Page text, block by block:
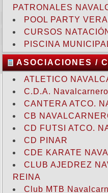
PATRONALES
POOL PARTY
CURSOS
PISCINA
ASOCIACIONES /
ATLETICO
C.D.A. Navalcarnero
CANTERA ATCO.
CB
CD FUTSI ATCO.
CD PINAR
CDE KARATE
CLUB AJEDREZ
REINA
Club MTB